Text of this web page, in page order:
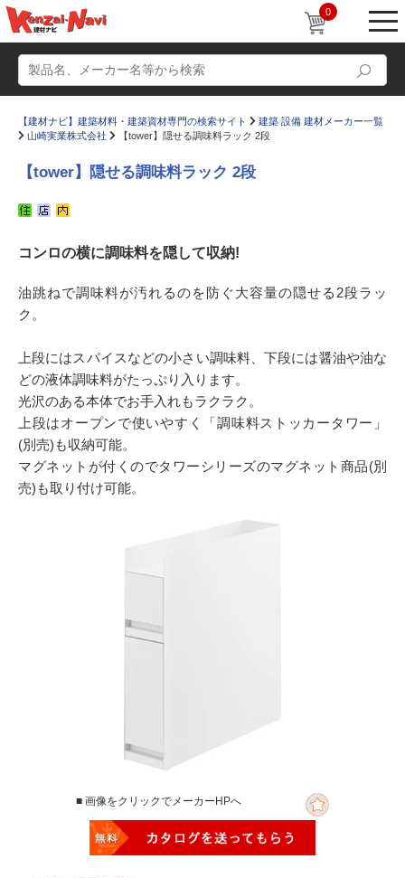
0
かたなび コラム
すまいリング 設計士インタビュー
Q＆A
お気に入り
【建材ナビ】建築材料・建築資材専門の検索サイト
建築 設備 建材メーカー一覧
山崎実業株式会社
【tower】隠せる調味料ラック 2段
【tower】隠せる調味料ラック 2段
コンロの横に調味料を隠して収納!
油跳ねで調味料が汚れるのを防ぐ大容量の隠せる2段ラッ
ク。
上段にはスパイスなどの小さい調味料、下段には醤油や油な
どの液体調味料がたっぷり入ります。
光沢のある本体でお手入れもラクラク。
上段はオープンで使いやすく「調味料ストッカータワー」
(別売)も収納可能。
マグネットが付くのでタワーシリーズのマグネット商品(別
売)も取り付け可能。
■ 画像をクリックでメーカーHPへ